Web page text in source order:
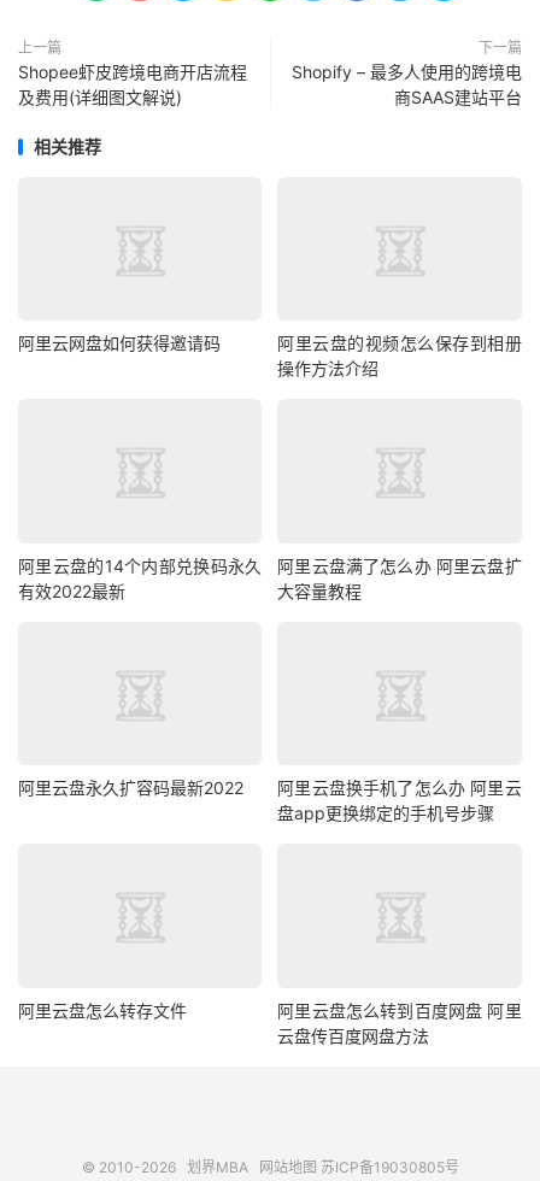
上一篇
Shopee虾皮跨境电商开店流程
及费用(详细图文解说)
下一篇
Shopify – 最多人使用的跨境电
商SAAS建站平台
相关推荐
阿里云网盘如何获得邀请码
阿里云盘的视频怎么保存到相册
操作方法介绍
阿里云盘的14个内部兑换码永久
有效2022最新
阿里云盘满了怎么办 阿里云盘扩
大容量教程
阿里云盘永久扩容码最新2022
阿里云盘换手机了怎么办 阿里云
盘app更换绑定的手机号步骤
阿里云盘怎么转存文件
阿里云盘怎么转到百度网盘 阿里
云盘传百度网盘方法
© 2010-2026 划界MBA 网站地图 苏ICP备19030805号